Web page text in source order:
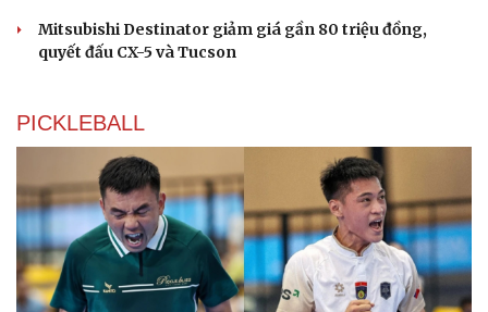
Mitsubishi Destinator giảm giá gần 80 triệu đồng,
quyết đấu CX-5 và Tucson
PICKLEBALL